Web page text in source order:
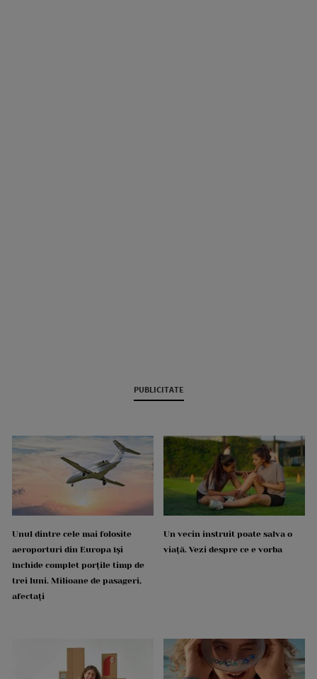
PUBLICITATE
Unul dintre cele mai folosite
aeroporturi din Europa își
închide complet porțile timp de
trei luni. Milioane de pasageri,
afectați
Un vecin instruit poate salva o
viață. Vezi despre ce e vorba